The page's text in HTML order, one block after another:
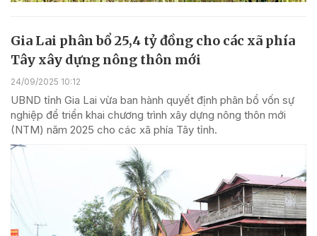
Gia Lai phân bổ 25,4 tỷ đồng cho các xã phía
Tây xây dựng nông thôn mới
24/09/2025 10:12
UBND tỉnh Gia Lai vừa ban hành quyết định phân bổ vốn sự
nghiệp để triển khai chương trình xây dựng nông thôn mới
(NTM) năm 2025 cho các xã phía Tây tỉnh.